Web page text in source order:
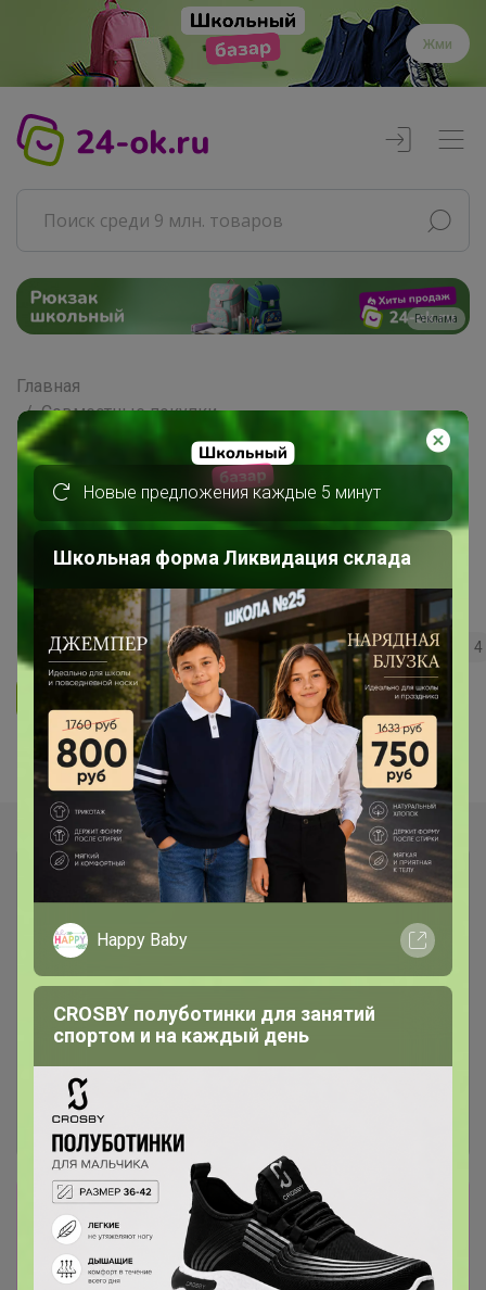
Жми
Реклама
Главная
Совместные покупки
АРХИВ СП
РАЗНОЕ
Правильные Витамины и Питание
для Спорта/Фитнеса без
рекламного обмана!
323 5.0 63.5K 49.6K 3.4K 4
Ответить
Показаны записи 1-6
Сбор заказов в данной закупке
завершен
Перейти к текущей закупке
Новые предложения каждые 5 минут
Школьная форма Ликвидация склада
Happy Baby
CROSBY полуботинки для занятий
спортом и на каждый день